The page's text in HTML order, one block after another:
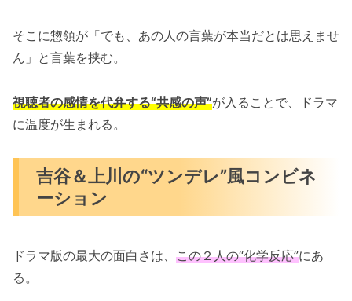
そこに惣領が「でも、あの人の言葉が本当だとは思えませ
ん」と言葉を挟む。
視聴者の感情を代弁する“共感の声”が入ることで、ドラマ
に温度が生まれる。
吉谷＆上川の“ツンデレ”風コンビネ
ーション
ドラマ版の最大の面白さは、 この２人の“化学反応”にあ
る。